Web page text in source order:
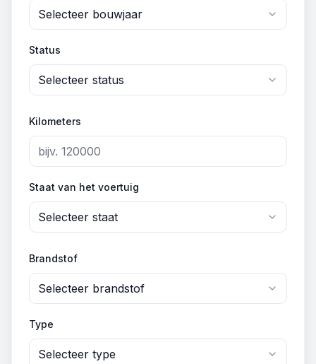
Selecteer bouwjaar
Status
Selecteer status
Kilometers
Staat van het voertuig
Selecteer staat
Brandstof
Selecteer brandstof
Type
Selecteer type